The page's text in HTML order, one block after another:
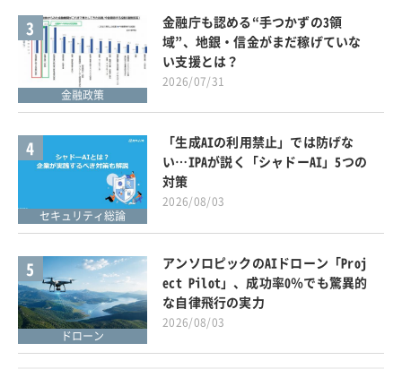
3
金融政策
金融庁も認める“手つかずの3領
域”、地銀・信金がまだ稼げていな
い支援とは？
2026/07/31
4
セキュリティ総論
「生成AIの利用禁止」では防げな
い…IPAが説く「シャドーAI」5つの
対策
2026/08/03
5
ドローン
アンソロピックのAIドローン「Proj
ect Pilot」、成功率0％でも驚異的
な自律飛行の実力
2026/08/03